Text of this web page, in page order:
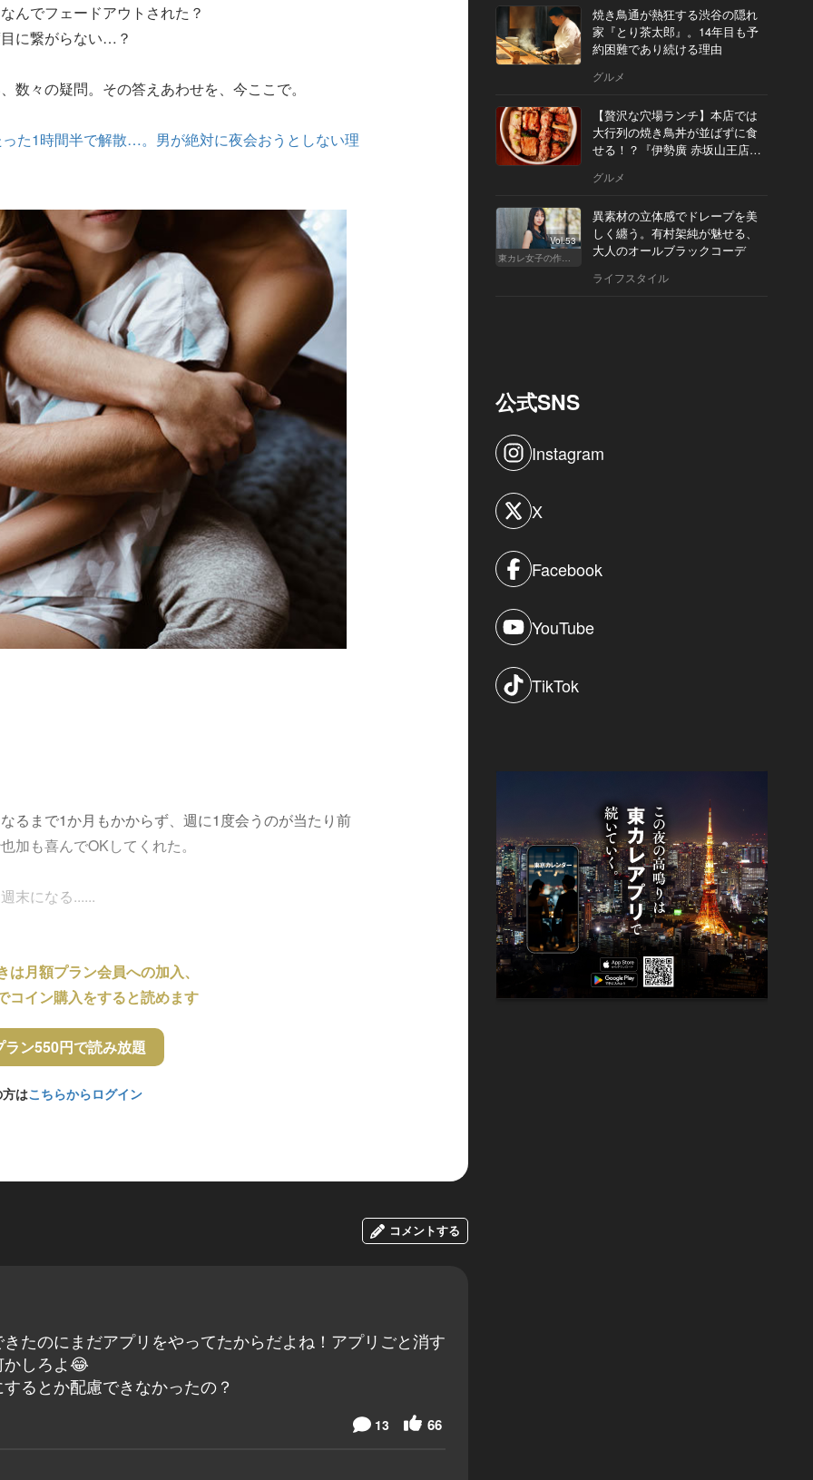
んでフェードアウトされた？
に繋がらない…？
数々の疑問。その答えあわせを、今ここで。
た1時間半で解散…。男が絶対に夜会おうとしない理
るまで1か月もかからず、週に1度会うのが当たり前
加も喜んでOKしてくれた。
末になる......
は月額プラン会員への加入、
コイン購入をすると読めます
ラン550円で読み放題
はこちらからログイン
コメントする
たのにまだアプリをやってたからだよね！アプリごと消す
かしろよ😂
るとか配慮できなかったの？
66
13
焼き鳥通が熱狂する渋谷の隠れ
家『とり茶太郎』。14年目も予
約困難であり続ける理由
グルメ
【贅沢な穴場ランチ】本店では
大行列の焼き鳥丼が並ばずに食
せる！？『伊勢廣 赤坂山王店』
グルメ
Vol.53
東カレ女子の作り方
異素材の立体感でドレープを美
しく纏う。有村架純が魅せる、
大人のオールブラックコーデ
ライフスタイル
公式SNS
Instagram
X
Facebook
YouTube
TikTok